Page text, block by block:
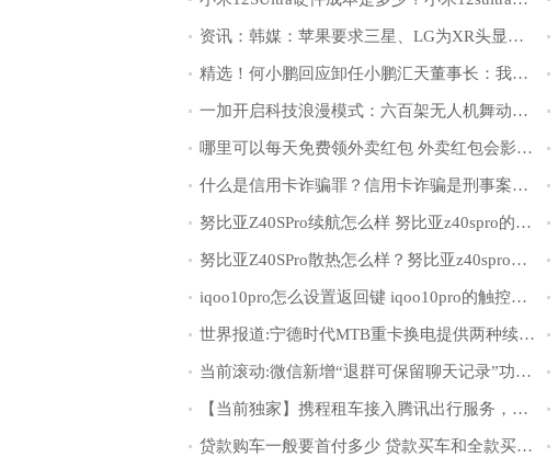
资讯：韩媒：苹果要求三星、LG为XR头显开发3500ppi OLEDoS面板
精选！何小鹏回应卸任小鹏汇天董事长：我在集团总公司任董事长就可以了
一加开启科技浪漫模式：六百架无人机舞动庆生《原神》两周年
哪里可以每天免费领外卖红包 外卖红包会影响商家的收入吗
什么是信用卡诈骗罪？信用卡诈骗是刑事案件吗？
努比亚Z40SPro续航怎么样 努比亚z40spro的屏幕是三星的吗
努比亚Z40SPro散热怎么样？努比亚z40spro屏幕怎么样？
iqoo10pro怎么设置返回键 iqoo10pro的触控采样率是多少？
世界报道:宁德时代MTB重卡换电提供两种续航选择，区别巧克力换电
当前滚动:微信新增“退群可保留聊天记录”功能，网友：都退群还保留干什么
【当前独家】携程租车接入腾讯出行服务，提供国内一站式租车服务
贷款购车一般要首付多少 贷款买车和全款买车哪个更划算